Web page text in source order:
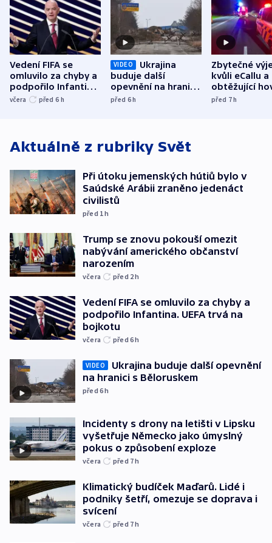
Vedení FIFA se
omluvilo za chyby a
podpořilo Infantina.
UEFA trvá na
včera před 6 h
VIDEO
Ukrajina
buduje další
opevnění na hranici
s Běloruskem
před 6h
Zbytečné
kvůli eCallu a
obtěžující
zdržují
před 7h
Aktuálně z rubriky Svět
Při útoku jemenských hútiů bylo v
Saúdské Arábii zraněno jedenáct
civilistů
před 1h
Trump se znovu pokouší omezit
nabývání amerického občanství
narozením
včera před 2h
Vedení FIFA se omluvilo za chyby a
podpořilo Infantina. UEFA trvá na
bojkotu
včera před 6h
VIDEO
Ukrajina buduje další opevnění
na hranici s Běloruskem
před 6h
Incidenty s drony na letišti v Lipsku
vyšetřuje Německo jako úmyslný
pokus o způsobení exploze
včera před 7h
Klimatický budíček Maďarů. Lidé i
podniky šetří, omezuje se doprava i
svícení
včera před 7h